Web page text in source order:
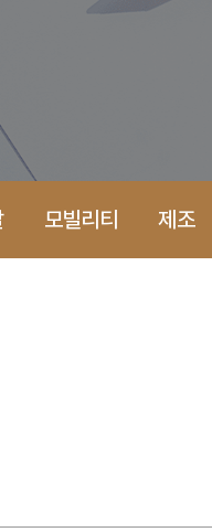
모빌리티 제조